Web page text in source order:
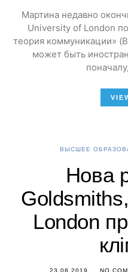
Мартина недавно
University of London
теория коммуникации»
может быть
ВЫСШЕЕ
Нова
London
23.08.2019 NO